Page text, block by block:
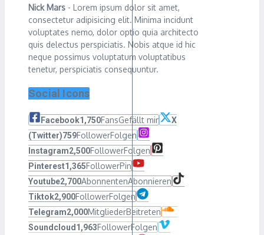
Nick Mars - Lorem ipsum dolor sit amet,
consectetur adipisicing elit. Minima incidunt
voluptates nemo, dolor optio quia architecto
quis delectus perspiciatis. Nobis atque id hic
neque possimus voluptatum voluptatibus
tenetur, perspiciatis consequuntur.
Social Icons
Facebook1,750FansGefällt mir
X
(Twitter)759FollowerFolgen
Instagram2,500FollowerFolgen
Pinterest1,365FollowerPin
Youtube2,700AbonnentenAbonnieren
Tiktok2,900FollowerFolgen
Telegram2,000MitgliederBeitreten
Soundcloud 1,963FollowerFolgen